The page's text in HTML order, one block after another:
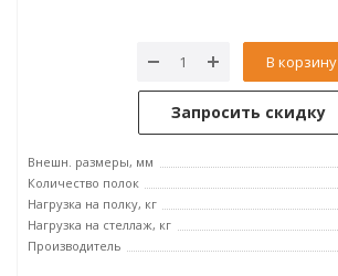
В корзину
Запросить скидку
Внешн. размеры, мм
Количество полок
Нагрузка на полку, кг
Нагрузка на стеллаж, кг
Производитель